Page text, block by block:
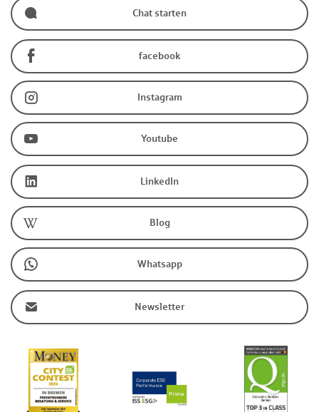
Chat starten
facebook
Instagram
Youtube
LinkedIn
Blog
Whatsapp
Newsletter